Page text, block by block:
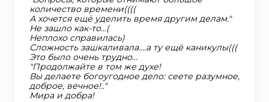
количество времени((((
А хочется ещё уделить время другим делам."
Не зашло как-то...(
Неплохо справилась)
Сложность зашкаливала....а ту ещё каникулы(((
Это было очень трудно...
"Продолжайте в том же духе!
Вы делаете богоугодное дело: сеете разумное,
доброе, вечное!.."
Мира и добра!